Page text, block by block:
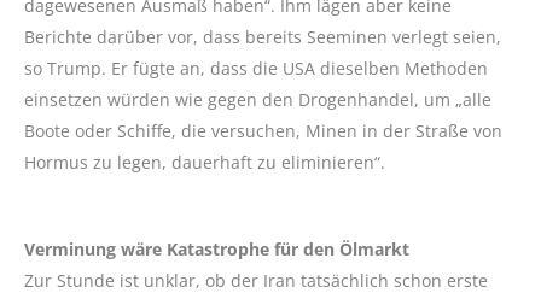
dagewesenen Ausmaß haben“. Ihm lägen aber keine
Berichte darüber vor, dass bereits Seeminen verlegt seien,
so Trump. Er fügte an, dass die USA dieselben Methoden
einsetzen würden wie gegen den Drogenhandel, um „alle
Boote oder Schiffe, die versuchen, Minen in der Straße von
Hormus zu legen, dauerhaft zu eliminieren“.
Verminung wäre Katastrophe für den Ölmarkt
Zur Stunde ist unklar, ob der Iran tatsächlich schon erste